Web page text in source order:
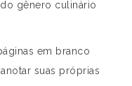
gênero culinário
em branco
suas próprias